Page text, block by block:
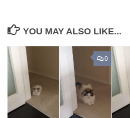
YOU MAY ALSO LIKE...
0